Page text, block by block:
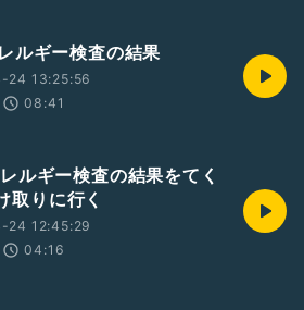
ルギー検査の結果
24 13:25:56
08:41
ルギー検査の結果をてく
取りに行く
24 12:45:29
04:16